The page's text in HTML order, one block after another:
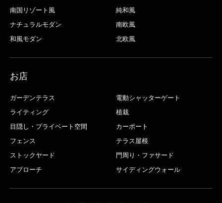
南国リゾート風
純和風
ナチュラルモダン
南欧風
和風モダン
北欧風
お店
ガーデンテラス
電動シャッターゲート
ライティング
植栽
目隠し・プライベート空間
カーポート
フェンス
テラス屋根
ストックヤード
門周り・ファサード
アプローチ
サイディングウォール